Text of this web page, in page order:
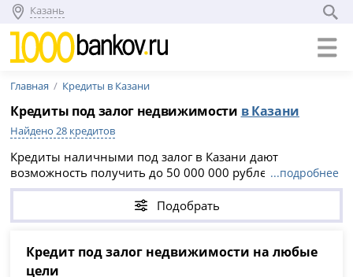
Казань
Главная Кредиты в Казани
Кредиты под залог недвижимости в Казани
Найдено 28 кредитов
Кредиты наличными под залог в Казани дают
возможность получить до 50 000 000 рублей и сроком
до 30 лет без справок о доходах. Оформить заявку
можно онлайн, что упрощает процесс: достаточно
выбрать подходящий кредит под залог недвижимости
компании.
...подробнее
Подобрать
Кредит под залог недвижимости на любые
цели